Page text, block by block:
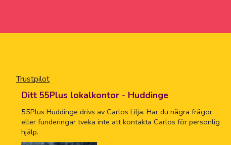
Trustpilot
Ditt 55Plus lokalkontor - Huddinge
55Plus Huddinge drivs av Carlos Lilja. Har du några frågor
eller funderingar tveka inte att kontakta Carlos för personlig
hjälp.